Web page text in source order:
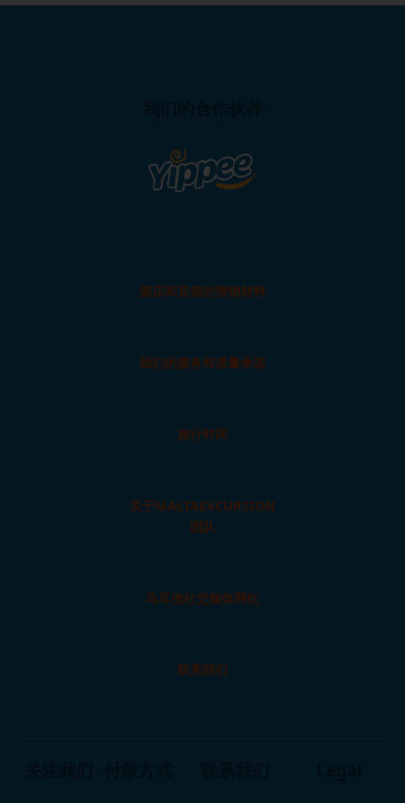
酒店和宾馆的营销材料
我们的服务和质量承诺
旅行时间
关于MALTAEXCURSION
团队
马耳他社交媒体网红
联系我们